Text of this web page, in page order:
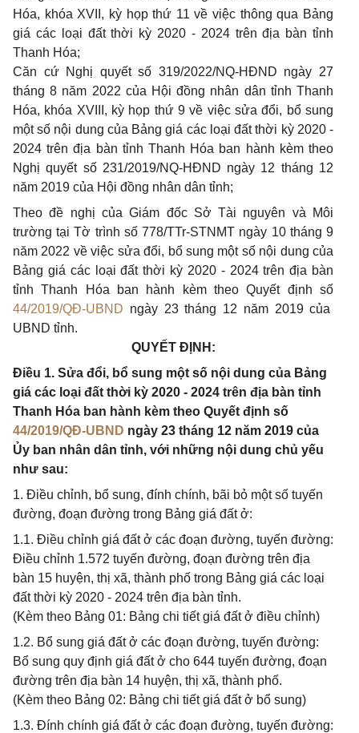
Hóa, khóa XVII, kỳ họp thứ 11 về việc thông qua Bảng
giá các loại đất thời kỳ 2020 - 2024 trên địa bàn tỉnh
Thanh Hóa;
Căn cứ Nghị quyết số 319/2022/NQ-HĐND ngày 27
tháng 8 năm 2022 của Hội đồng nhân dân tỉnh Thanh
Hóa, khóa XVIII, kỳ họp thứ 9 về việc sửa đổi, bổ sung
một số nội dung của Bảng giá các loại đất thời kỳ 2020 -
2024 trên địa bàn tỉnh Thanh Hóa ban hành kèm theo
Nghị quyết số 231/2019/NQ-HĐND ngày 12 tháng 12
năm 2019 của Hội đồng nhân dân tỉnh;
Theo đề nghị của Giám đốc Sở Tài nguyên và Môi
trường tại Tờ trình số 778/TTr-STNMT ngày 10 tháng 9
năm 2022 về việc sửa đổi, bổ sung một số nội dung của
Bảng giá các loại đất thời kỳ 2020 - 2024 trên địa bàn
tỉnh Thanh Hóa ban hành kèm theo Quyết định số
44/2019/QĐ-UBND ngày 23 tháng 12 năm 2019 của
UBND tỉnh.
QUYẾT ĐỊNH:
Điều 1. Sửa đổi, bổ sung một số nội dung của Bảng
giá các loại đất thời kỳ 2020 - 2024 trên địa bàn tỉnh
Thanh Hóa ban hành kèm theo Quyết định số
44/2019/QĐ-UBND ngày 23 tháng 12 năm 2019 của
Ủy ban nhân dân tỉnh, với những nội dung chủ yếu
như sau:
1. Điều chỉnh, bổ sung, đính chính, bãi bỏ một số tuyến
đường, đoạn đường trong Bảng giá đất ở:
1.1. Điều chỉnh giá đất ở các đoạn đường, tuyến đường:
Điều chỉnh 1.572 tuyến đường, đoạn đường trên địa
bàn 15 huyện, thị xã, thành phố trong Bảng giá các loại
đất thời kỳ 2020 - 2024 trên địa bàn tỉnh.
(Kèm theo Bảng 01: Bảng chi tiết giá đất ở điều chỉnh)
1.2. Bổ sung giá đất ở các đoạn đường, tuyến đường:
Bổ sung quy định giá đất ở cho 644 tuyến đường, đoạn
đường trên địa bàn 14 huyện, thị xã, thành phố.
(Kèm theo Bảng 02: Bảng chi tiết giá đất ở bổ sung)
1.3. Đính chính giá đất ở các đoạn đường, tuyến đường: